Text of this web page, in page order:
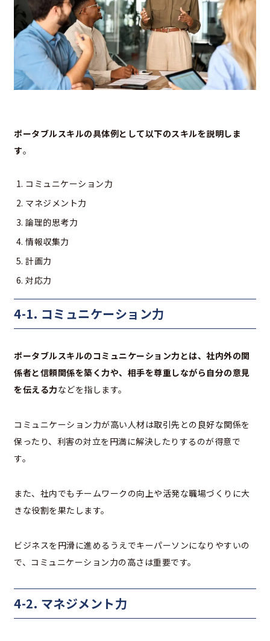
ポータブルスキルの具体例として以下のスキルを説明しま
す。
コミュニケーション力
マネジメント力
論理的思考力
情報収集力
計画力
対応力
4-1. コミュニケーション力
ポータブルスキルのコミュニケーション力とは、社内外の関
係者と信頼関係を築く力や、相手を尊重しながら自分の意見
を伝える力などを指します。
コミュニケーション力が高い人材は取引先との良好な関係を
保ったり、利害の対立を円満に解決したりするのが得意で
す。
また、社内でもチームワークの向上や活発な職場づくりに大
きな役割を果たします。
ビジネスを円滑に進めるうえでキーパーソンになりやすいの
で、コミュニケーション力の高さは重要です。
4-2. マネジメント力